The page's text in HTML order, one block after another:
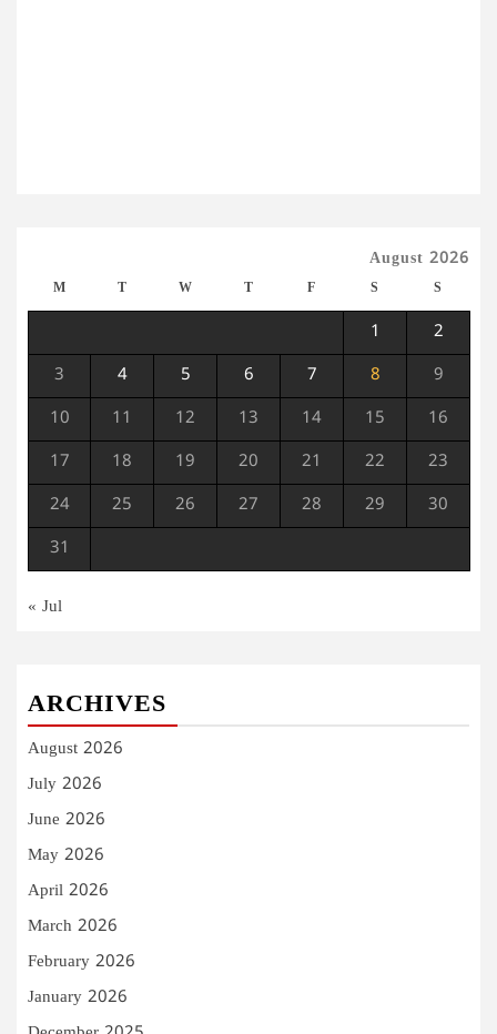
August 2026
M T W T F S S
1 2
3 4 5 6 7 8 9
10 11 12 13 14 15 16
17 18 19 20 21 22 23
24 25 26 27 28 29 30
31
« Jul
ARCHIVES
August 2026
July 2026
June 2026
May 2026
April 2026
March 2026
February 2026
January 2026